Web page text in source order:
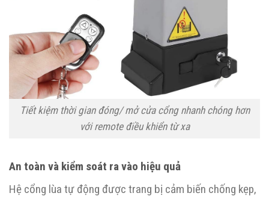
Tiết kiệm thời gian đóng/ mở cửa cổng nhanh chóng hơn
với remote điều khiển từ xa
An toàn và kiểm soát ra vào hiệu quả
Hệ cổng lùa tự động được trang bị cảm biến chống kẹp,